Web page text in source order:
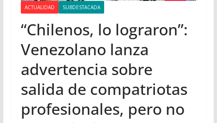
ACTUALIDAD SUBDESTACADA
“Chilenos, lo lograron”:
Venezolano lanza
advertencia sobre
salida de compatriotas
profesionales, pero no